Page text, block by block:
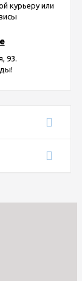
курьеру или
93.